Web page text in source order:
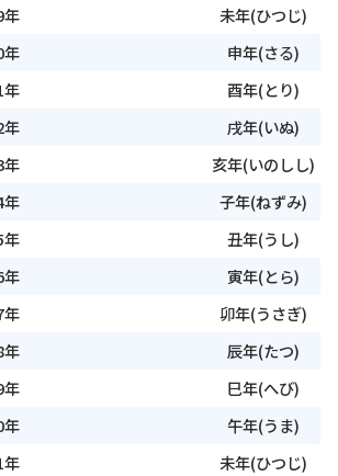
年 未年(ひつじ)
年 申年(さる)
年 酉年(とり)
年 戌年(いぬ)
年 亥年(いのしし)
年 子年(ねずみ)
年 丑年(うし)
年 寅年(とら)
年 卯年(うさぎ)
年 辰年(たつ)
年 巳年(へび)
年 午年(うま)
年 未年(ひつじ)